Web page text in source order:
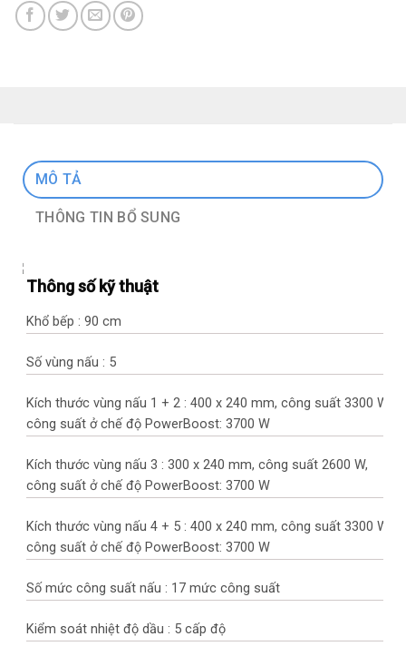
MÔ TẢ
THÔNG TIN BỔ SUNG
Thông số kỹ thuật
Khổ bếp : 90 cm
Số vùng nấu : 5
Kích thước vùng nấu 1 + 2 : 400 x 240 mm, công suất 3300 W,
công suất ở chế độ PowerBoost: 3700 W
Kích thước vùng nấu 3 : 300 x 240 mm, công suất 2600 W,
công suất ở chế độ PowerBoost: 3700 W
Kích thước vùng nấu 4 + 5 : 400 x 240 mm, công suất 3300 W,
công suất ở chế độ PowerBoost: 3700 W
Số mức công suất nấu : 17 mức công suất
Kiểm soát nhiệt độ dầu : 5 cấp độ